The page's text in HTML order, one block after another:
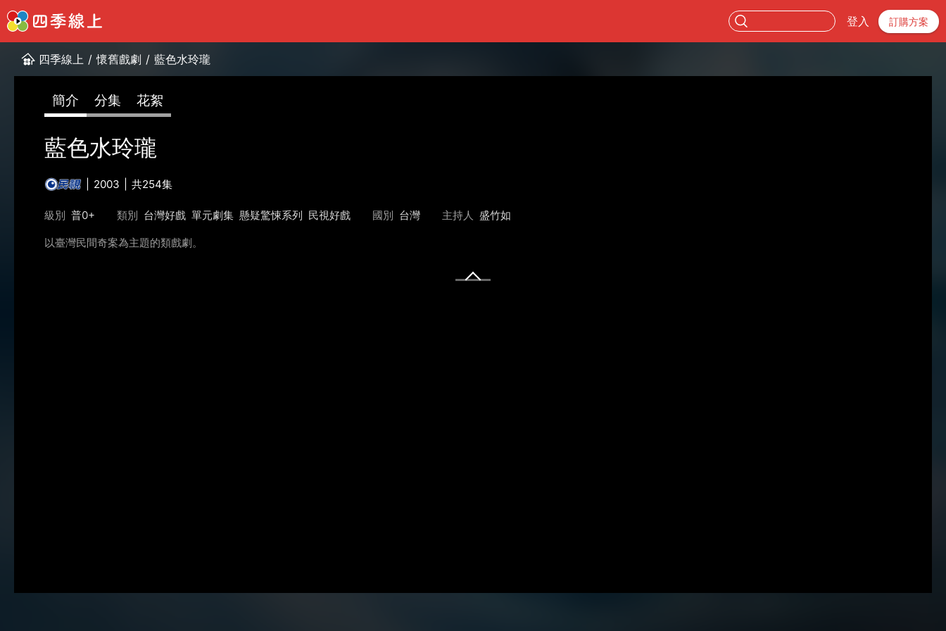
登入 訂購方案
四季線上 / 懷舊戲劇 / 藍色水玲瓏
簡介 分集 花絮
藍色水玲瓏
2003 共254集
級別 普0+ 類別 台灣好戲 單元劇集 懸疑驚悚系列 民視好戲 國別 台灣 主持人 盛竹如
以臺灣民間奇案為主題的類戲劇。